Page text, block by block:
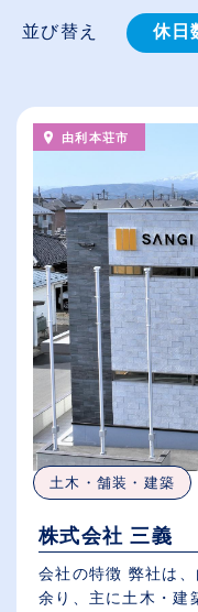
並び替え 休日
（
従業
由利本荘市
土木・舗装・建築
株式会社 三義
会社の特徴 弊社は
余り、主に土木・建